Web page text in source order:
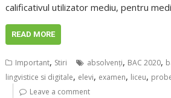
calificativul utilizator mediu, pentru
READ MORE
Important, Stiri absolvenţi, BAC 2020,
lingvistice si digitale, elevi, examen, liceu,
Leave a comment